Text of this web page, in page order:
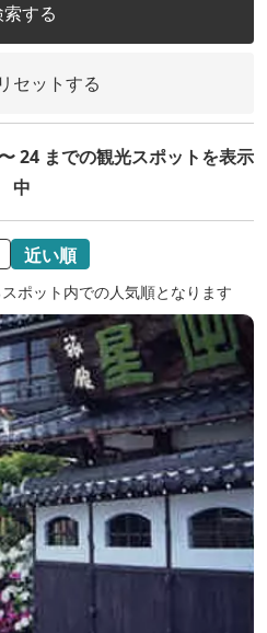
する
セットする
24 までの観光スポットを表示
中
近い順
ポット内での人気順となります